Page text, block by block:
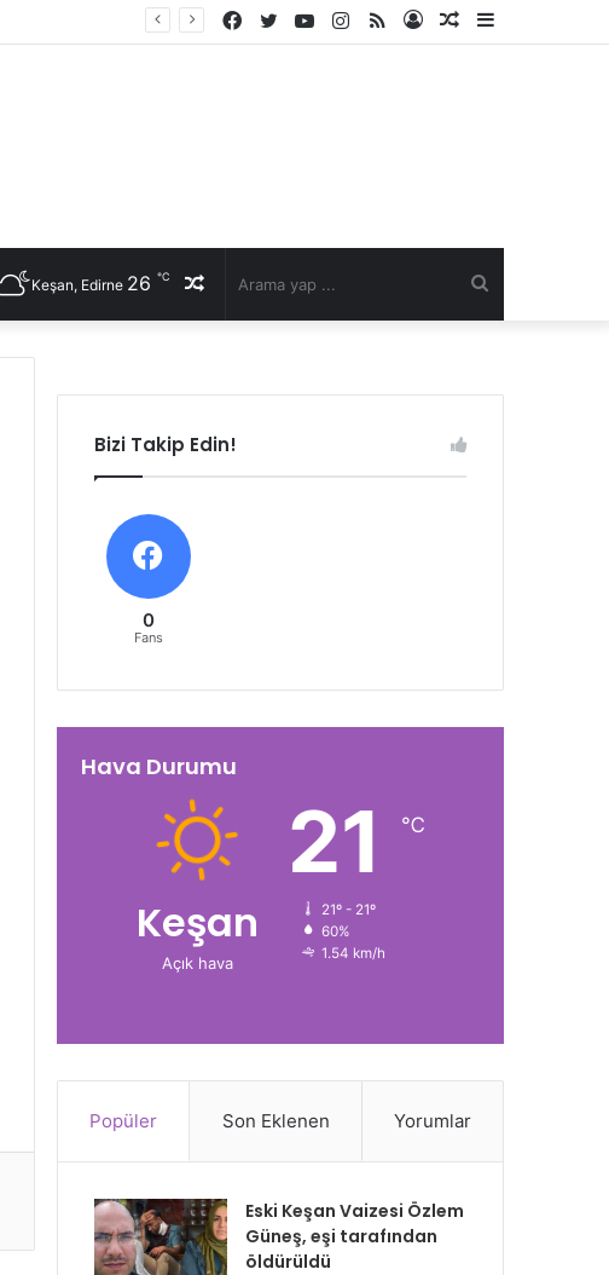
Kenar
Rastgele
Kayıt
RSS
Instagram
YouTube
Twitter
Facebook
Rastgele
Keşan, Edirne 26 ℃
Bizi Takip Edin!
0
Fans
Hava Durumu
Keşan
Açık hava
21 ℃
21º - 21º
60%
1.54 km/h
Popüler Son Eklenen Yorumlar
Eski Keşan Vaizesi Özlem
Güneş, eşi tarafından
öldürüldü